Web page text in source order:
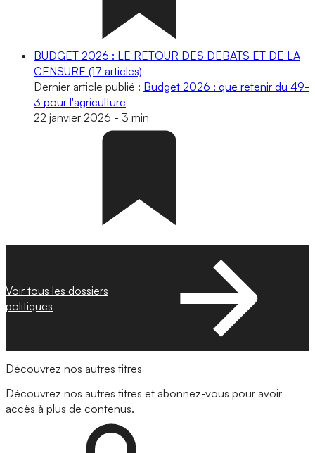
BUDGET 2026 : LE RETOUR DES DEBATS ET DE LA
CENSURE (17 articles)
Dernier article publié : Budget 2026 : que retenir du 49-
3 pour l'agriculture
22 janvier 2026 - 3 min
Voir tous les dossiers
politiques
Découvrez nos autres titres
Découvrez nos autres titres et abonnez-vous pour avoir
accès à plus de contenus.